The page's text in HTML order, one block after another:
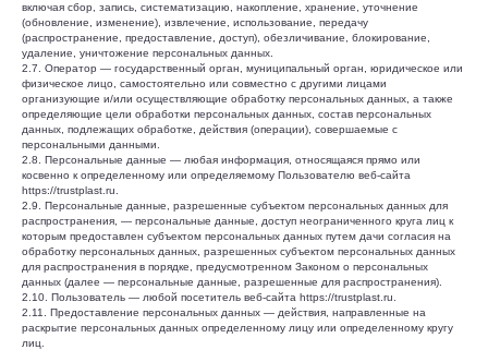
включая сбор, запись, систематизацию, накопление, хранение, уточнение
(обновление, изменение), извлечение, использование, передачу
(распространение, предоставление, доступ), обезличивание, блокирование,
удаление, уничтожение персональных данных.
2.7. Оператор — государственный орган, муниципальный орган, юридическое или
физическое лицо, самостоятельно или совместно с другими лицами
организующие и/или осуществляющие обработку персональных данных, а также
определяющие цели обработки персональных данных, состав персональных
данных, подлежащих обработке, действия (операции), совершаемые с
персональными данными.
2.8. Персональные данные — любая информация, относящаяся прямо или
косвенно к определенному или определяемому Пользователю веб-сайта
https://trustplast.ru.
2.9. Персональные данные, разрешенные субъектом персональных данных для
распространения, — персональные данные, доступ неограниченного круга лиц к
которым предоставлен субъектом персональных данных путем дачи согласия на
обработку персональных данных, разрешенных субъектом персональных данных
для распространения в порядке, предусмотренном Законом о персональных
данных (далее — персональные данные, разрешенные для распространения).
2.10. Пользователь — любой посетитель веб-сайта https://trustplast.ru.
2.11. Предоставление персональных данных — действия, направленные на
раскрытие персональных данных определенному лицу или определенному кругу
лиц.